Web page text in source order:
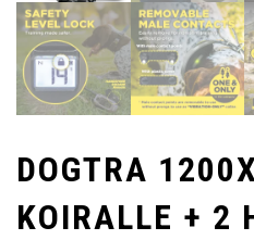
DOGTRA
KOIRALLE + 2